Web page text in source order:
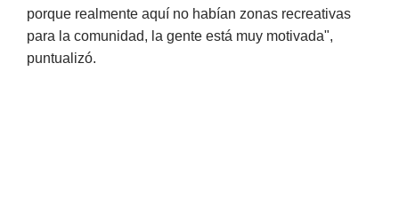
porque realmente aquí no habían zonas recreativas
para la comunidad, la gente está muy motivada",
puntualizó.